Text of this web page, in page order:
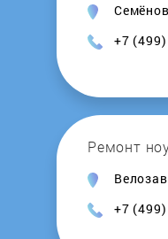
+7
Ремонт
+7